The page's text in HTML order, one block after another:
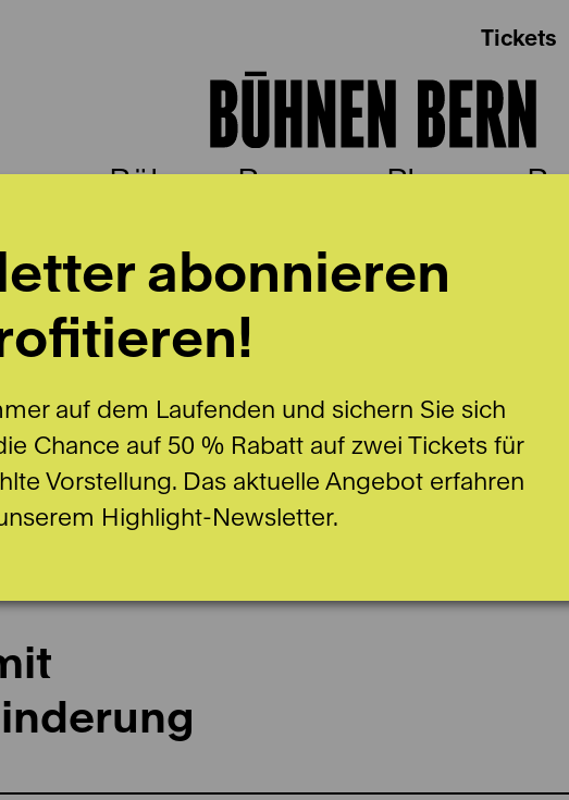
Tickets
Bühnen Bern Plus
abonnieren
auf dem Laufenden und sichern Sie sich
Chance auf 50 % Rabatt auf zwei Tickets für
Vorstellung. Das aktuelle Angebot erfahren
Highlight-Newsletter.